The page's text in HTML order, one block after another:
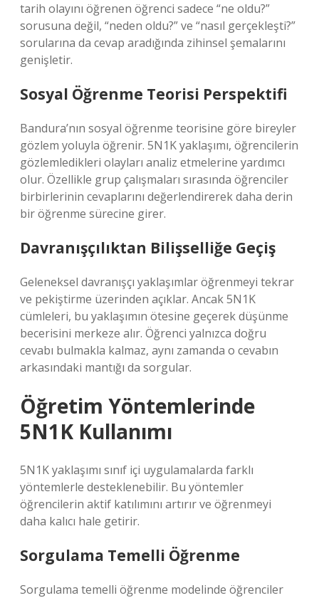
tarih olayını öğrenen öğrenci sadece “ne oldu?”
sorusuna değil, “neden oldu?” ve “nasıl gerçekleşti?”
sorularına da cevap aradığında zihinsel şemalarını
genişletir.
Sosyal Öğrenme Teorisi Perspektifi
Bandura’nın sosyal öğrenme teorisine göre bireyler
gözlem yoluyla öğrenir. 5N1K yaklaşımı, öğrencilerin
gözlemledikleri olayları analiz etmelerine yardımcı
olur. Özellikle grup çalışmaları sırasında öğrenciler
birbirlerinin cevaplarını değerlendirerek daha derin
bir öğrenme sürecine girer.
Davranışçılıktan Bilişselliğe Geçiş
Geleneksel davranışçı yaklaşımlar öğrenmeyi tekrar
ve pekiştirme üzerinden açıklar. Ancak 5N1K
cümleleri, bu yaklaşımın ötesine geçerek düşünme
becerisini merkeze alır. Öğrenci yalnızca doğru
cevabı bulmakla kalmaz, aynı zamanda o cevabın
arkasındaki mantığı da sorgular.
Öğretim Yöntemlerinde
5N1K Kullanımı
5N1K yaklaşımı sınıf içi uygulamalarda farklı
yöntemlerle desteklenebilir. Bu yöntemler
öğrencilerin aktif katılımını artırır ve öğrenmeyi
daha kalıcı hale getirir.
Sorgulama Temelli Öğrenme
Sorgulama temelli öğrenme modelinde öğrenciler